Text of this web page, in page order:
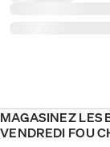
MAGASINEZ LES
VENDREDI FOU